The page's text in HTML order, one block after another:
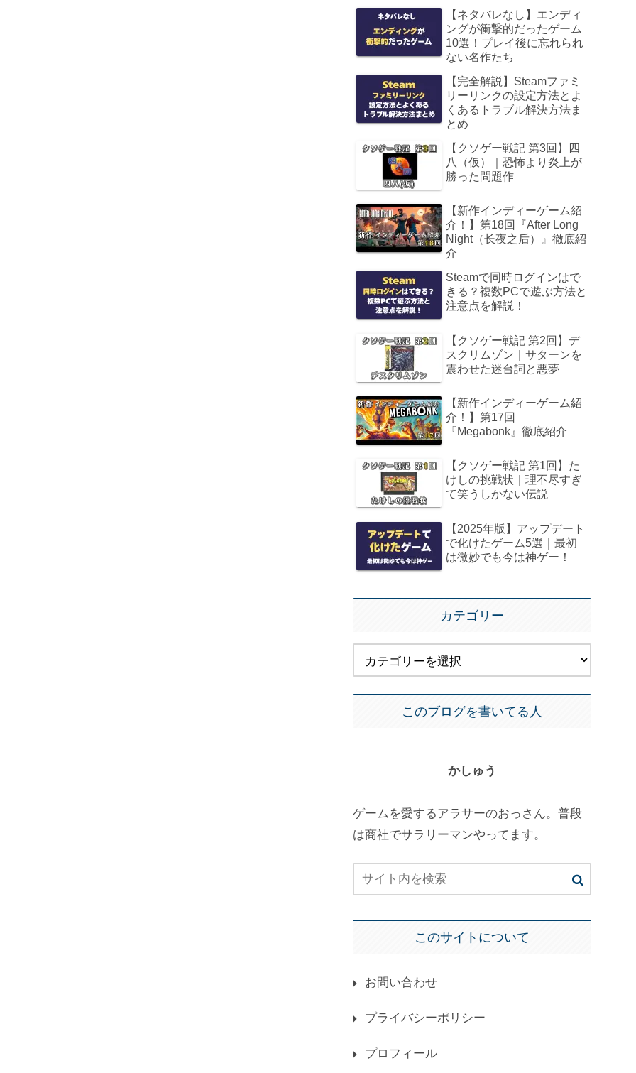
【ネタバレなし】エンディ
ングが衝撃的だったゲーム
10選！プレイ後に忘れられ
ない名作たち
【完全解説】Steamファミ
リーリンクの設定方法とよ
くあるトラブル解決方法ま
とめ
【クソゲー戦記 第3回】四
八（仮）｜恐怖より炎上が
勝った問題作
【新作インディーゲーム紹
介！】第18回『After Long
Night（长夜之后）』徹底紹
介
Steamで同時ログインはで
きる？複数PCで遊ぶ方法と
注意点を解説！
【クソゲー戦記 第2回】デ
スクリムゾン｜サターンを
震わせた迷台詞と悪夢
【新作インディーゲーム紹
介！】第17回
『Megabonk』徹底紹介
【クソゲー戦記 第1回】た
けしの挑戦状｜理不尽すぎ
て笑うしかない伝説
【2025年版】アップデート
で化けたゲーム5選｜最初
は微妙でも今は神ゲー！
カテゴリー
このブログを書いてる人
かしゅう
ゲームを愛するアラサーのおっさん。普段
は商社でサラリーマンやってます。
このサイトについて
お問い合わせ
プライバシーポリシー
プロフィール